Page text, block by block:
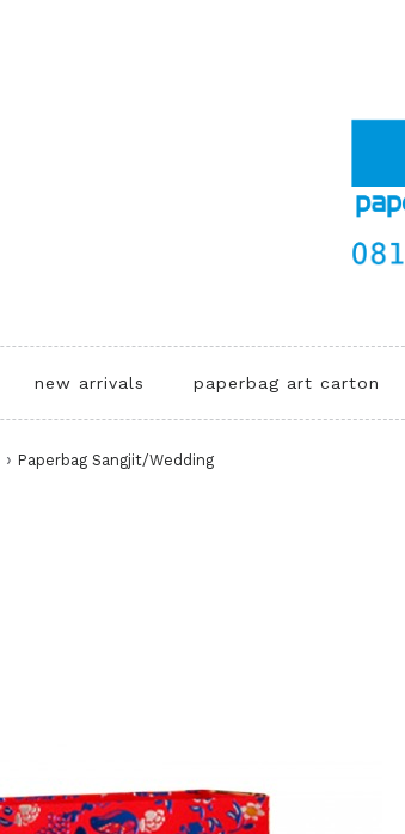
new arrivals paperbag art carton
› Paperbag Sangjit/Wedding